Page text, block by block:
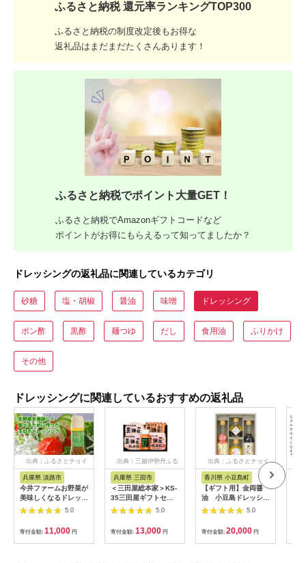
ふるさと納税 還元率ランキングTOP300
ふるさと納税の制度改定後もお得な
返礼品はまだまだたくさんあります！
ふるさと納税でポイント大量GET！
ふるさと納税でAmazonギフトコードなど
ポイントがお得にもらえるって知ってましたか？
ドレッシングの返礼品に関連しているカテゴリ
砂糖 塩・胡椒 醤油 味噌 ドレッシング
ポン酢 黒酢 麺つゆ だし 食用油 ふりかけ
その他
ドレッシングに関連しているおすすめの返礼品
出典：ふるさとチョイ
ス
兵庫県 淡路市
今井ファームお野菜が
美味しくなるドレッシ
ング
5.0
寄付金額: 11,000 円
出典：三越伊勢丹ふる
さと納税
兵庫県 三田市
＜三田屋総本家＞KS-
35三田屋ギフトセッ
ト
5.0
寄付金額: 13,000 円
出典：ふるさとチョイ
香川県 小豆島町
【ギフト用】金両醤
油 小豆島ドレッシン
グ入り 人気詰合せセ
5.0
寄付金額: 20,000 円